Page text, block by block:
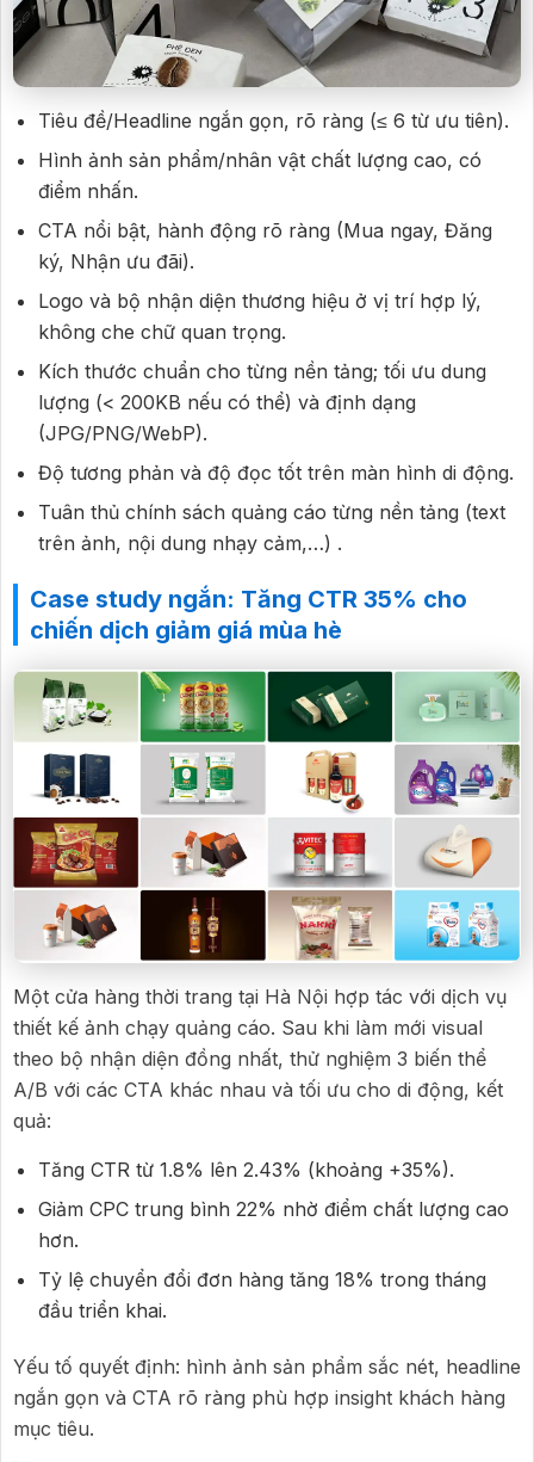
Tiêu đề/Headline ngắn gọn, rõ ràng (≤ 6 từ ưu tiên).
Hình ảnh sản phẩm/nhân vật chất lượng cao, có
điểm nhấn.
CTA nổi bật, hành động rõ ràng (Mua ngay, Đăng
ký, Nhận ưu đãi).
Logo và bộ nhận diện thương hiệu ở vị trí hợp lý,
không che chữ quan trọng.
Kích thước chuẩn cho từng nền tảng; tối ưu dung
lượng (< 200KB nếu có thể) và định dạng
(JPG/PNG/WebP).
Độ tương phản và độ đọc tốt trên màn hình di động.
Tuân thủ chính sách quảng cáo từng nền tảng (text
trên ảnh, nội dung nhạy cảm,…) .
Case study ngắn: Tăng CTR 35% cho
chiến dịch giảm giá mùa hè
Một cửa hàng thời trang tại Hà Nội hợp tác với dịch vụ
thiết kế ảnh chạy quảng cáo. Sau khi làm mới visual
theo bộ nhận diện đồng nhất, thử nghiệm 3 biến thể
A/B với các CTA khác nhau và tối ưu cho di động, kết
quả:
Tăng CTR từ 1.8% lên 2.43% (khoảng +35%).
Giảm CPC trung bình 22% nhờ điểm chất lượng cao
hơn.
Tỷ lệ chuyển đổi đơn hàng tăng 18% trong tháng
đầu triển khai.
Yếu tố quyết định: hình ảnh sản phẩm sắc nét, headline
ngắn gọn và CTA rõ ràng phù hợp insight khách hàng
mục tiêu.